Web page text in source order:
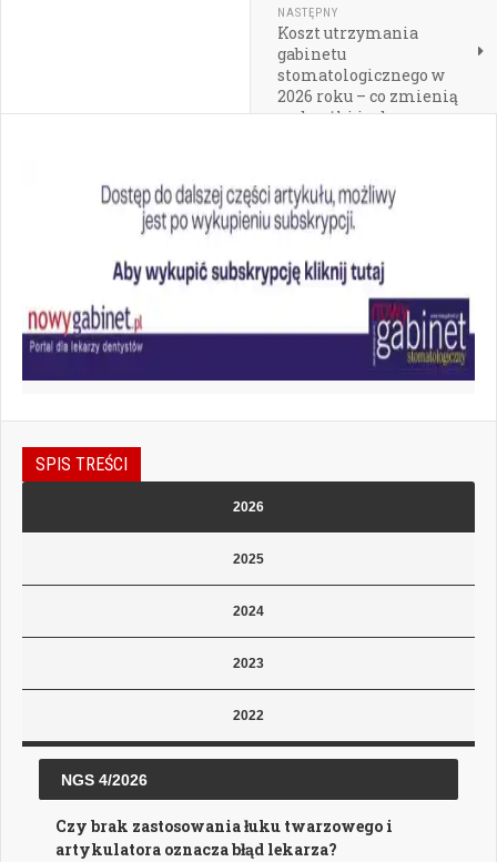
NASTĘPNY
Koszt utrzymania
gabinetu
stomatologicznego w
2026 roku – co zmienią
podwyżki i od czego
SPIS TREŚCI
2026
2025
2024
2023
2022
NGS 4/2026
Czy brak zastosowania łuku twarzowego i
artykulatora oznacza błąd lekarza?